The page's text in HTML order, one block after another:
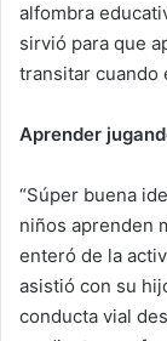
alfombra
sirvió para que
transitar cuando
Aprender
“Súper buena
niños aprenden
enteró de la
asistió con su
conducta vial